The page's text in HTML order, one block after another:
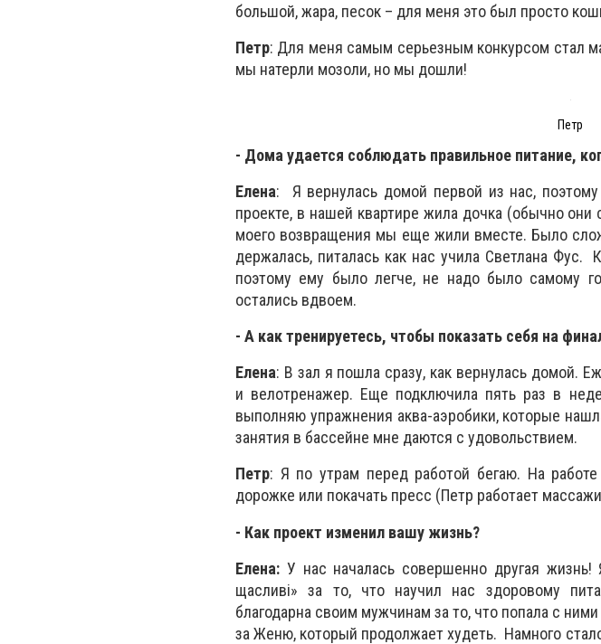
большой, жара, песок – для меня это был просто
Петр: Для меня самым серьезным конкурсом стал
мы натерли мозоли, но мы дошли!
Петр
- Дома удается соблюдать правильное питание,
Елена: Я вернулась домой первой из нас,
проекте, в нашей квартире жила дочка (обычно
моего возвращения мы еще жили вместе. Было
держалась, питалась как нас учила Светлана Фус.
поэтому ему было легче, не надо было самому
остались вдвоем.
- А как тренируетесь, чтобы показать себя на
Елена: В зал я пошла сразу, как вернулась домой.
и велотренажер. Еще подключила пять раз в
выполняю упражнения аква-аэробики, которые
занятия в бассейне мне даются с удовольствием.
Петр: Я по утрам перед работой бегаю. На
дорожке или покачать пресс (Петр работает
- Как проект изменил вашу жизнь?
Елена: У нас началась совершенно другая жизнь!
щасливі» за то, что научил нас здоровому
благодарна своим мужчинам за то, что попала с
за Женю, который продолжает худеть. Намного